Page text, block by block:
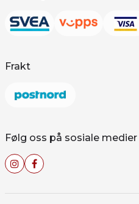
Frakt
Følg oss på sosiale medier